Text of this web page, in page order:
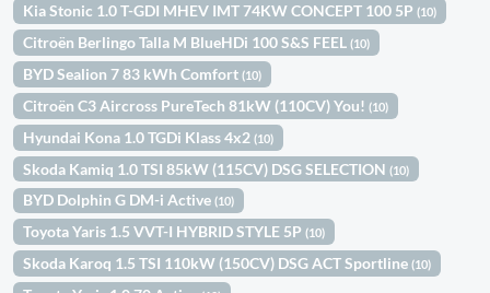
Kia Stonic 1.0 T-GDI MHEV IMT 74KW CONCEPT 100 5P(10)
Citroën Berlingo Talla M BlueHDi 100 S&S FEEL(10)
BYD Sealion 7 83 kWh Comfort(10)
Citroën C3 Aircross PureTech 81kW (110CV) You!(10)
Hyundai Kona 1.0 TGDi Klass 4x2(10)
Skoda Kamiq 1.0 TSI 85kW (115CV) DSG SELECTION(10)
BYD Dolphin G DM-i Active(10)
Toyota Yaris 1.5 VVT-I HYBRID STYLE 5P(10)
Skoda Karoq 1.5 TSI 110kW (150CV) DSG ACT Sportline(10)